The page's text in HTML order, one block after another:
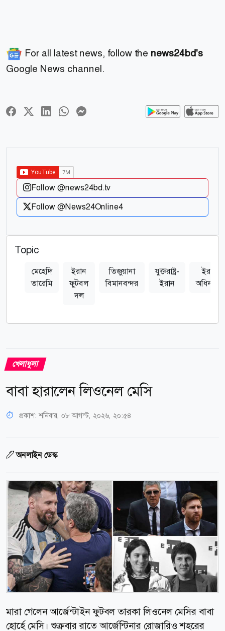
For all latest news, follow the news24bd's
Google News channel.
Follow @news24bd.tv
Follow @News24Online4
Topic
মেহেদি
তারেমি
ইরান
ফুটবল
দল
তিজুয়ানা
বিমানবন্দর
যুক্তরাষ্ট্র-
ইরান
ইরানি
অধিনায়ক
খেলাধুলা
বাবা হারালেন লিওনেল মেসি
প্রকাশ:শনিবার, ০৮ আগস্ট, ২০২৬, ২০:৫৪
অনলাইন ডেস্ক
মারা গেলেন আর্জেন্টাইন ফুটবল তারকা লিওনেল মেসির বাবা
হোর্হে মেসি। শুক্রবার রাতে আর্জেন্টিনার রোজারিও শহরের